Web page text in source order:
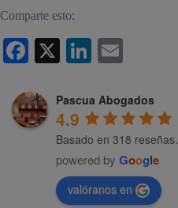
Comparte esto:
Facebook
X LinkedIn
Pascua Abogados
4.9
Basado en 318 reseñas.
powered by Google
valóranos en